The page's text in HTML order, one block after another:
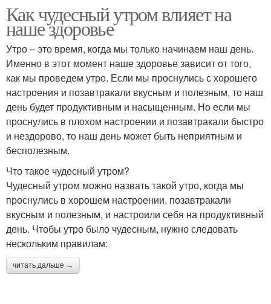
Как чудесный утром влияет на
наше здоровье
Утро – это время, когда мы только начинаем наш день.
Именно в этот момент наше здоровье зависит от того,
как мы проведем утро. Если мы проснулись с хорошего
настроения и позавтракали вкусным и полезным, то наш
день будет продуктивным и насыщенным. Но если мы
проснулись в плохом настроении и позавтракали быстро
и нездорово, то наш день может быть неприятным и
бесполезным.
Что такое чудесный утром?
Чудесный утром можно назвать такой утро, когда мы
проснулись в хорошем настроении, позавтракали
вкусным и полезным, и настроили себя на продуктивный
день. Чтобы утро было чудесным, нужно следовать
нескольким правилам:
читать дальше →